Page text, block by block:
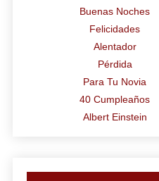
Buenas Noches
Felicidades
Alentador
Pérdida
Para Tu Novia
40 Cumpleaños
Albert Einstein